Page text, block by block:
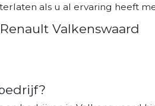
als u al ervaring heeft
Valkenswaard